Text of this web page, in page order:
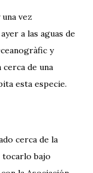
vez
a las aguas de
y
de una
esta especie.
cerca de la
tocarlo bajo